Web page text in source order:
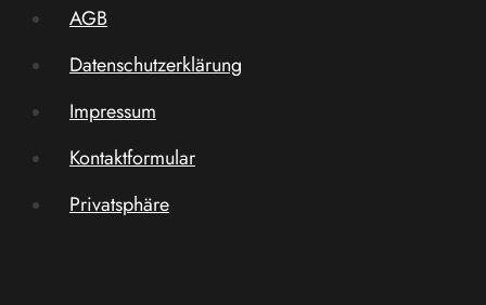
AGB
Datenschutzerklärung
Impressum
Kontaktformular
Privatsphäre